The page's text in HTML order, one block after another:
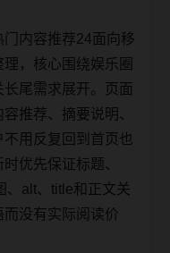
内容推荐24面向移
，核心围绕娱乐圈
尾需求展开。页面
推荐、摘要说明、
不用反复回到首页也
优先保证标题、
、alt、title和正文关
没有实际阅读价